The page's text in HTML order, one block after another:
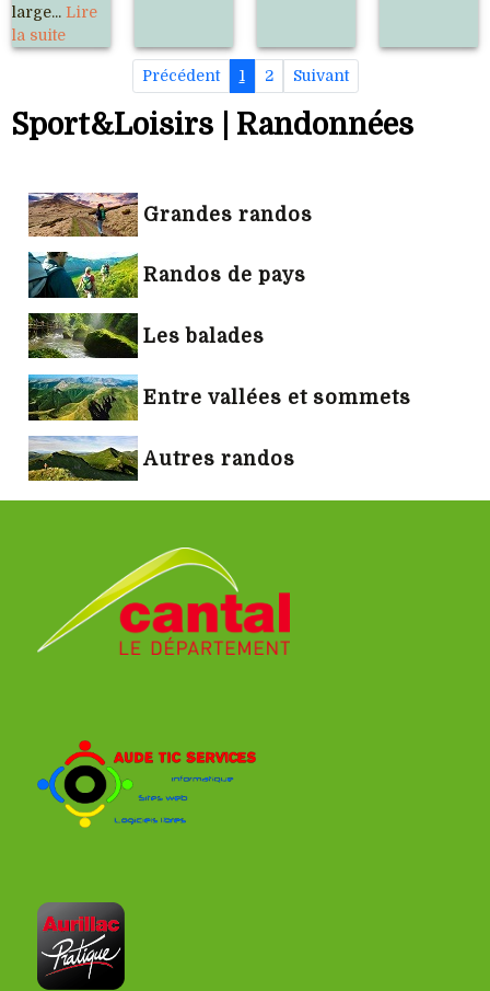
large... Lire
la suite
Précédent 1 2 Suivant
Sport&Loisirs | Randonnées
Grandes randos
Randos de pays
Les balades
Entre vallées et sommets
Autres randos